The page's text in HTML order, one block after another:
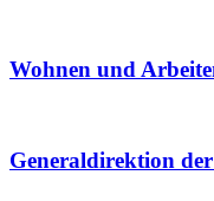
Wohnen und
Generaldirektion